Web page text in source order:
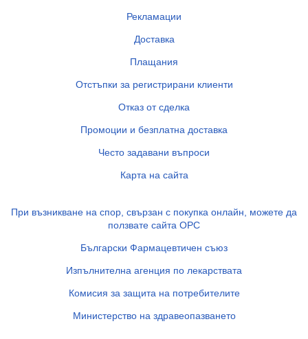
Рекламации
Доставка
Плащания
Отстъпки за регистрирани клиенти
Отказ от сделка
Промоции и безплатна доставка
Често задавани въпроси
Карта на сайта
При възникване на спор, свързан с покупка онлайн, можете да
ползвате сайта ОРС
Български Фармацевтичен съюз
Изпълнителна агенция по лекарствата
Комисия за защита на потребителите
Министерство на здравеопазването